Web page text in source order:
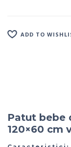
ADD TO
Patut bebe
120×60 cm